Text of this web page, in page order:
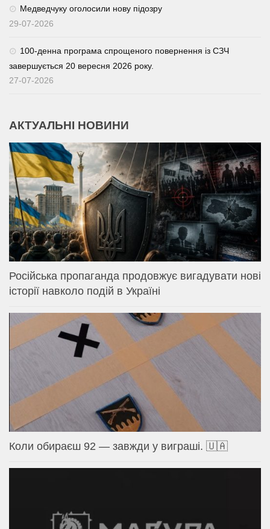
Медведчуку оголосили нову підозру
29-07-2026
100-денна програма спрощеного повернення із СЗЧ
завершується 20 вересня 2026 року.
27-07-2026
АКТУАЛЬНІ НОВИНИ
Російська пропаганда продовжує вигадувати нові
історії навколо подій в Україні
Коли обираєш 92 — завжди у виграші. 🇺🇦